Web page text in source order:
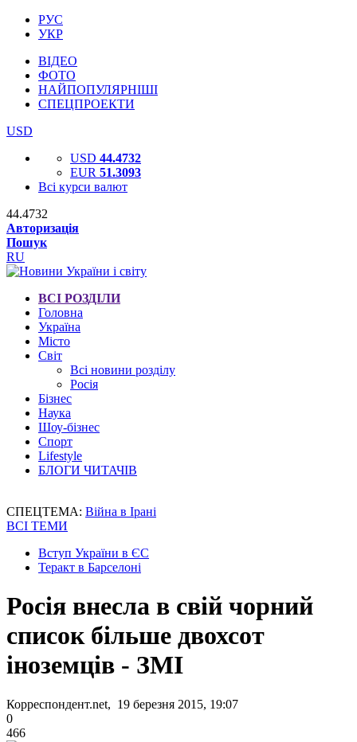
РУС
УКР
ВІДЕО
ФОТО
НАЙПОПУЛЯРНІШІ
СПЕЦПРОЕКТИ
USD
USD 44.4732
EUR 51.3093
Всі курси валют
44.4732
Авторизація
Пошук
RU
ВСІ РОЗДІЛИ
Головна
Україна
Місто
Світ
Всі новини розділу
Росія
Бізнес
Наука
Шоу-бізнес
Спорт
Lifestyle
БЛОГИ ЧИТАЧІВ
СПЕЦТЕМА: Війна в Ірані
ВСІ ТЕМИ
Вступ України в ЄС
Теракт в Барселоні
Росія внесла в свій чорний
список більше двохсот
іноземців - ЗМІ
Корреспондент.net, 19 березня 2015, 19:07
0
466